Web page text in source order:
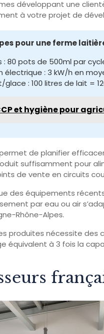
développant une
à votre projet de
pour une ferme
: 80 pots de 500ml par
électrique : 3 kW/h en
: 100 litres de lait =
et hygiène pour
de planifier
suffisamment pour
de vente en circuits
des équipements
par eau ou air
Rhône-Alpes.
produites nécessite des
équivalent à 3 fois la